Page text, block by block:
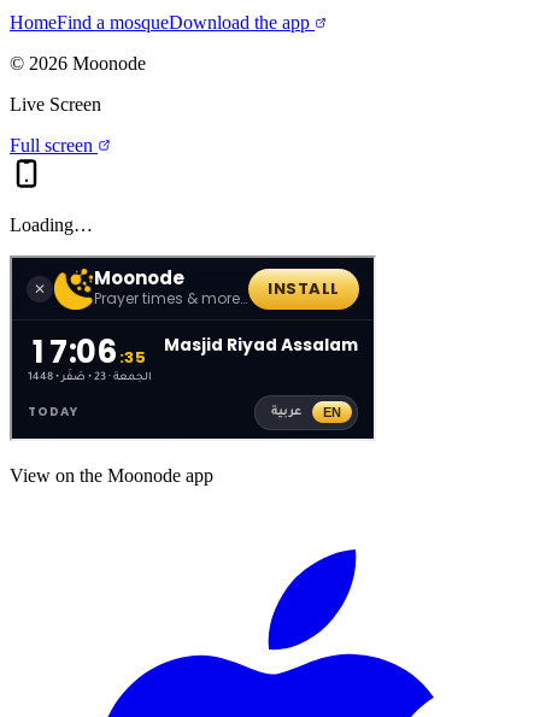
HomeFind a mosqueDownload the app
© 2026 Moonode
Live Screen
Full screen
Loading…
View on the Moonode app